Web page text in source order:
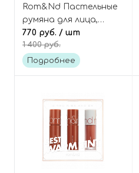
Rom&Nd Пастельные
румяна для лица,
оттенок C02
Blueberry Chip, Better
Than Cheek
770 руб. / шт
1 400 руб.
Подробнее